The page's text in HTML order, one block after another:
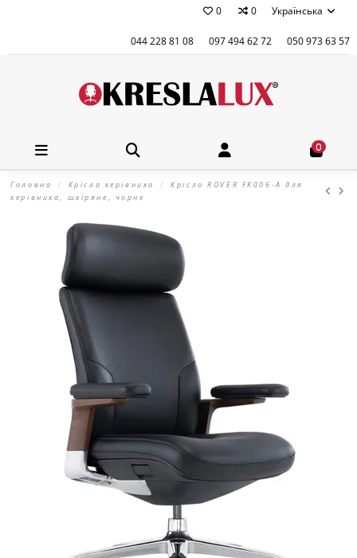
0 0 Українська
044 228 81 08 097 494 62 72 050 973 63 57
0
Головна Крісла керівника
Крісло ROVER FK006-A для
керівника, шкіряне, чорне